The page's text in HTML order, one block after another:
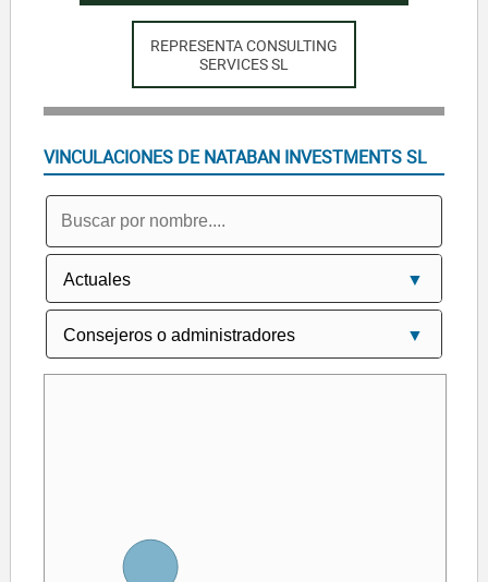
REPRESENTA CONSULTING
SERVICES SL
VINCULACIONES DE NATABAN INVESTMENTS SL